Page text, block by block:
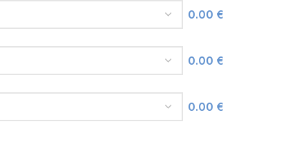
0.00€
0.00€
0.00€